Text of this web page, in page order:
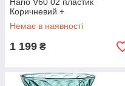
Коричневий +
Сервірувальний скляний
заварник
Немає в наявності
1 199 ₴